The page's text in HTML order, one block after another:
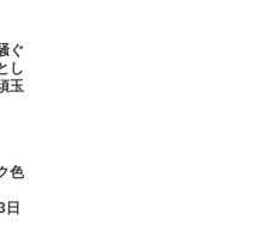
ぐ
し
玉
色
日